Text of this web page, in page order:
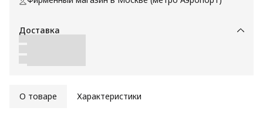
Доставка
О товаре Характеристики